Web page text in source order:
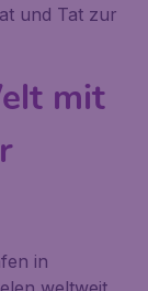
und Tat zur
mit
in